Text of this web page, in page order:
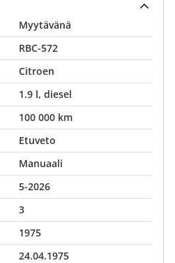
Myytävänä
RBC-572
Citroen
1.9 l, diesel
100 000 km
Etuveto
Manuaali
5-2026
3
1975
24.04.1975